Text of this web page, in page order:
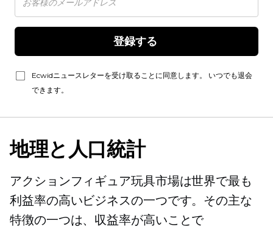
Ecwidニュースレターを受け取ることに同意します。 いつでも退会
できます。
地理と人口統計
アクションフィギュア玩具市場は世界で最も
利益率の高いビジネスの一つです。その主な
特徴の一つは、収益率が高いことで